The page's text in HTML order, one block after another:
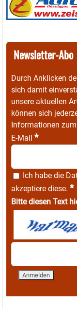
Newsletter-Abo
Durch Anklicken
sich damit
unsere aktuellen
können sich
Informationen
E-Mail *
Ich habe die
akzeptiere diese. *
Bitte diesen Text